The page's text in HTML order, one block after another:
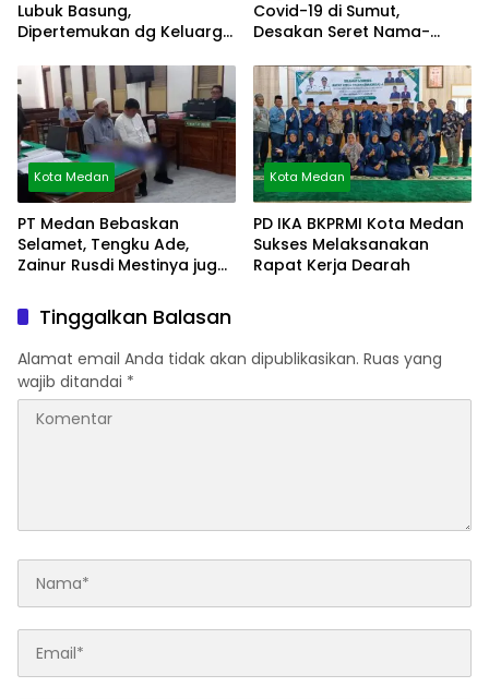
Lubuk Basung,
Dipertemukan dg Keluarga
Covid-19 di Sumut,
Desakan Seret Nama-
Kota Medan
PT Medan Bebaskan
Selamet, Tengku Ade,
Zainur Rusdi Mestinya juga
Kota Medan
PD IKA BKPRMI Kota Medan
Sukses Melaksanakan
Rapat Kerja Dearah
Tinggalkan Balasan
Alamat email Anda tidak akan dipublikasikan. Ruas yang
wajib ditandai *